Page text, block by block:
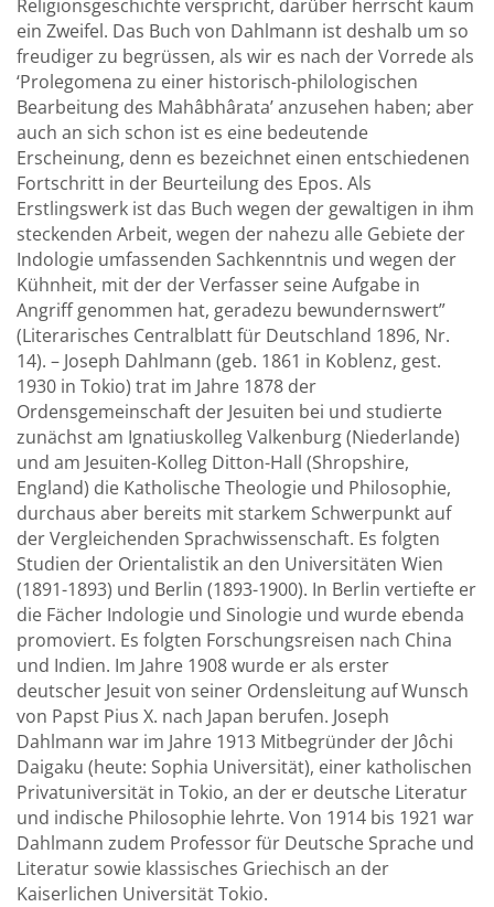
Religionsgeschichte verspricht, darüber herrscht kaum
ein Zweifel. Das Buch von Dahlmann ist deshalb um so
freudiger zu begrüssen, als wir es nach der Vorrede als
‘Prolegomena zu einer historisch-philologischen
Bearbeitung des Mahâbhârata’ anzusehen haben; aber
auch an sich schon ist es eine bedeutende
Erscheinung, denn es bezeichnet einen entschiedenen
Fortschritt in der Beurteilung des Epos. Als
Erstlingswerk ist das Buch wegen der gewaltigen in ihm
steckenden Arbeit, wegen der nahezu alle Gebiete der
Indologie umfassenden Sachkenntnis und wegen der
Kühnheit, mit der der Verfasser seine Aufgabe in
Angriff genommen hat, geradezu bewundernswert”
(Literarisches Centralblatt für Deutschland 1896, Nr.
14). – Joseph Dahlmann (geb. 1861 in Koblenz, gest.
1930 in Tokio) trat im Jahre 1878 der
Ordensgemeinschaft der Jesuiten bei und studierte
zunächst am Ignatiuskolleg Valkenburg (Niederlande)
und am Jesuiten-Kolleg Ditton-Hall (Shropshire,
England) die Katholische Theologie und Philosophie,
durchaus aber bereits mit starkem Schwerpunkt auf
der Vergleichenden Sprachwissenschaft. Es folgten
Studien der Orientalistik an den Universitäten Wien
(1891-1893) und Berlin (1893-1900). In Berlin vertiefte er
die Fächer Indologie und Sinologie und wurde ebenda
promoviert. Es folgten Forschungsreisen nach China
und Indien. Im Jahre 1908 wurde er als erster
deutscher Jesuit von seiner Ordensleitung auf Wunsch
von Papst Pius X. nach Japan berufen. Joseph
Dahlmann war im Jahre 1913 Mitbegründer der Jôchi
Daigaku (heute: Sophia Universität), einer katholischen
Privatuniversität in Tokio, an der er deutsche Literatur
und indische Philosophie lehrte. Von 1914 bis 1921 war
Dahlmann zudem Professor für Deutsche Sprache und
Literatur sowie klassisches Griechisch an der
Kaiserlichen Universität Tokio.